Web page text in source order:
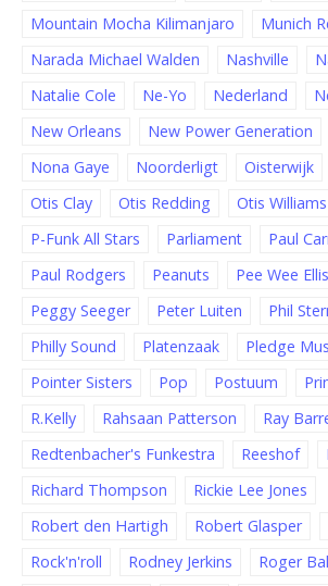
Mountain Mocha Kilimanjaro
Munich
Narada Michael Walden
Nashville
Natalie Cole
Ne-Yo Nederland
New Orleans
New Power Generation
Nona Gaye
Noorderligt Oisterwijk
Otis Clay
Otis Redding
Otis Williams
P-Funk All Stars
Parliament
Paul
Paul Rodgers
Peanuts
Pee Wee Ellis
Peggy Seeger
Peter Luiten Phil
Philly Sound
Platenzaak
Pledge
Pointer Sisters
Pop Postuum
R.Kelly
Rahsaan Patterson
Ray
Redtenbacher's Funkestra
Reeshof
Richard Thompson
Rickie Lee Jones
Robert den Hartigh
Robert Glasper
Rock'n'roll
Rodney Jerkins
Roger